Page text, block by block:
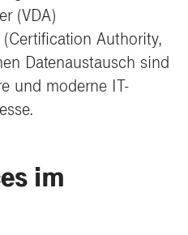
(VDA)
Authority,
Datenaustausch sind
und moderne IT-
im